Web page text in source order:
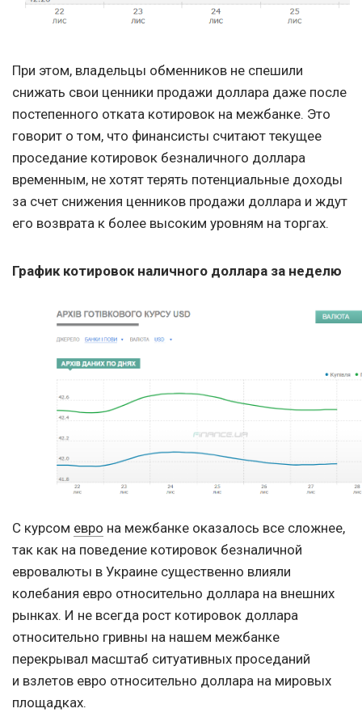
При этом, владельцы обменников не спешили
снижать свои ценники продажи доллара даже после
постепенного отката котировок на межбанке. Это
говорит о том, что финансисты считают текущее
проседание котировок безналичного доллара
временным, не хотят терять потенциальные доходы
за счет снижения ценников продажи доллара и ждут
его возврата к более высоким уровням на торгах.
График котировок наличного доллара за неделю
С курсом евро на межбанке оказалось все сложнее,
так как на поведение котировок безналичной
евровалюты в Украине существенно влияли
колебания евро относительно доллара на внешних
рынках. И не всегда рост котировок доллара
относительно гривны на нашем межбанке
перекрывал масштаб ситуативных проседаний
и взлетов евро относительно доллара на мировых
площадках.